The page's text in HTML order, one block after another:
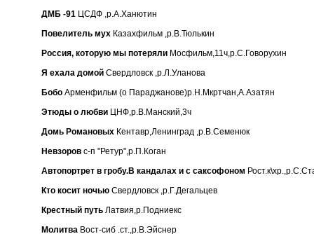
ДМБ -91 ЦСДФ ,р.А.Ханютин
Повелитель мух Казахфильм ,р.В.Тюлькин
Россия, которую мы потеряли Мосфильм,11ч,р.С.Говорухин
Я ехала домой Свердловск ,р.Л.Уланова
Бобо Арменфильм (о Параджанове)р.Н.Мкртчан,А.Азатян
Этюды о любви ЦНФ,р.В.Манский,3ч
Домь Романовых Кентавр,Ленинград ,р.В.Семенюк
Невзоров с-п "Ретур",р.П.Коган
Автопортрет в гробу.В кандалах и с саксофоном
Кто косит ночью Свердловск ,р.Г.Дегальцев
Крестный путь Латвия,р.Подниекс
Молитва Вост-сиб .ст.,р.В.Эйснер